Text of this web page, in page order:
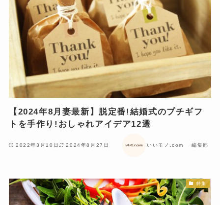
【2024年8月妻最新】脱定番!結婚式のプチギフ
トを手作り!おしゃれアイデア12選
2022年3月10日 2024年8月27日 いいモノ.com 編集部
特集